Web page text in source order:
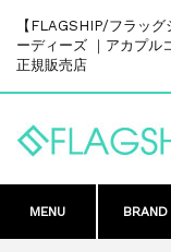
【FLAGSHIP/フラッ
ーディーズ ｜アカプル
正規販売店
MENU BRAND